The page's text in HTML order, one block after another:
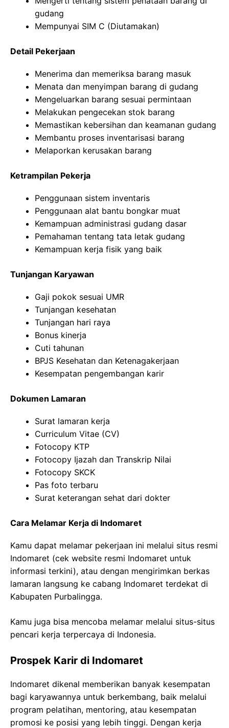
gudang
Mempunyai SIM C (Diutamakan)
Detail Pekerjaan
Menerima dan memeriksa barang masuk
Menata dan menyimpan barang di gudang
Mengeluarkan barang sesuai permintaan
Melakukan pengecekan stok barang
Memastikan kebersihan dan keamanan gudang
Membantu proses inventarisasi barang
Melaporkan kerusakan barang
Ketrampilan Pekerja
Penggunaan sistem inventaris
Penggunaan alat bantu bongkar muat
Kemampuan administrasi gudang dasar
Pemahaman tentang tata letak gudang
Kemampuan kerja fisik yang baik
Tunjangan Karyawan
Gaji pokok sesuai UMR
Tunjangan kesehatan
Tunjangan hari raya
Bonus kinerja
Cuti tahunan
BPJS Kesehatan dan Ketenagakerjaan
Kesempatan pengembangan karir
Dokumen Lamaran
Surat lamaran kerja
Curriculum Vitae (CV)
Fotocopy KTP
Fotocopy Ijazah dan Transkrip Nilai
Fotocopy SKCK
Pas foto terbaru
Surat keterangan sehat dari dokter
Cara Melamar Kerja di Indomaret
Kamu dapat melamar pekerjaan ini melalui situs resmi
Indomaret (cek website resmi Indomaret untuk
informasi terkini), atau dengan mengirimkan berkas
lamaran langsung ke cabang Indomaret terdekat di
Kabupaten Purbalingga.
Kamu juga bisa mencoba melamar melalui situs-situs
pencari kerja terpercaya di Indonesia.
Prospek Karir di Indomaret
Indomaret dikenal memberikan banyak kesempatan
bagi karyawannya untuk berkembang, baik melalui
program pelatihan, mentoring, atau kesempatan
promosi ke posisi yang lebih tinggi. Dengan kerja